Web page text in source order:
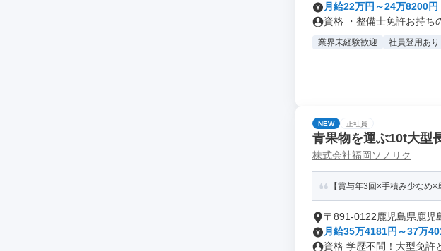
月給22万円～24万8200円
資格 ・整備士免許お持ち
業界未経験歓迎 社員登用あり
NEW 正社員
青果物を運ぶ10t大型
株式会社福岡ソノリク
【賞与年3回×手積み少なめ
〒891-0122鹿児島県鹿児
月給35万4181円～37万
資格 学歴不問！大型免許